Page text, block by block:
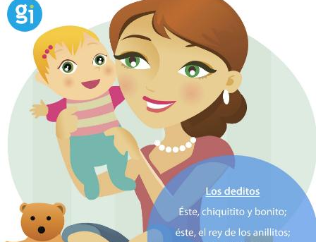
Los pollitos: canción fácil para
bebés
Los pollitos es una de las canciones más sencillas
que podemos enseñar al bebe: es corta, es
simpática, y es pegadiza.
Se utilizan los dedos de la
mano del bebé, y uno a
uno, vamos recitando cada frase de la canción.